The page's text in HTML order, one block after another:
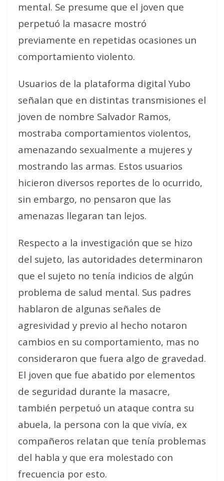
mental. Se presume que el joven que
perpetuó la masacre mostró
previamente en repetidas ocasiones un
comportamiento violento.
Usuarios de la plataforma digital Yubo
señalan que en distintas transmisiones el
joven de nombre Salvador Ramos,
mostraba comportamientos violentos,
amenazando sexualmente a mujeres y
mostrando las armas. Estos usuarios
hicieron diversos reportes de lo ocurrido,
sin embargo, no pensaron que las
amenazas llegaran tan lejos.
Respecto a la investigación que se hizo
del sujeto, las autoridades determinaron
que el sujeto no tenía indicios de algún
problema de salud mental. Sus padres
hablaron de algunas señales de
agresividad y previo al hecho notaron
cambios en su comportamiento, mas no
consideraron que fuera algo de gravedad.
El joven que fue abatido por elementos
de seguridad durante la masacre,
también perpetuó un ataque contra su
abuela, la persona con la que vivía, ex
compañeros relatan que tenía problemas
del habla y que era molestado con
frecuencia por esto.